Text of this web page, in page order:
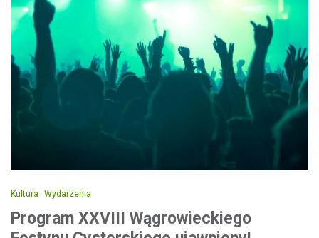
Kultura Wydarzenia
Program XXVIII Wągrowieckiego